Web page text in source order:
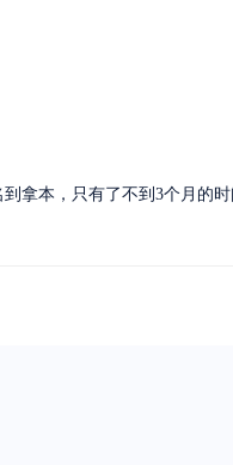
拿本，只有了不到3个月的